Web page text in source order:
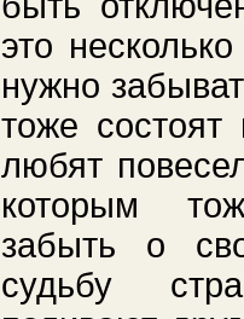
это
нужно
тоже
любят
которым
забыть о
судьбу